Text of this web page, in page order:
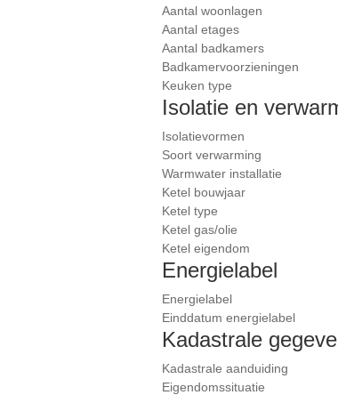
Aantal woonlagen
Aantal etages
Aantal badkamers
Badkamervoorzieningen
Keuken type
Isolatie en
Isolatievormen
Soort verwarming
Warmwater installatie
Ketel bouwjaar
Ketel type
Ketel gas/olie
Ketel eigendom
Energielabel
Energielabel
Einddatum energielabel
Kadastrale
Kadastrale aanduiding
Eigendomssituatie